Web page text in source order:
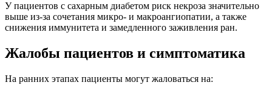
У пациентов с сахарным диабетом риск некроза значительно
выше из‑за сочетания микро- и макроангиопатии, а также
снижения иммунитета и замедленного заживления ран.
Жалобы пациентов и симптоматика
На ранних этапах пациенты могут жаловаться на: